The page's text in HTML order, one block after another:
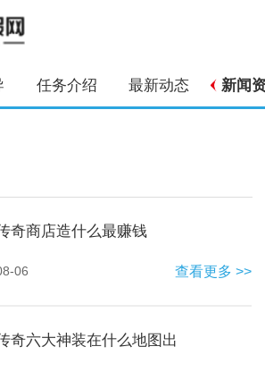
任务介绍 最新动态 新闻
奇商店造什么最赚钱
06 查看更多 >>
奇六大神装在什么地图出